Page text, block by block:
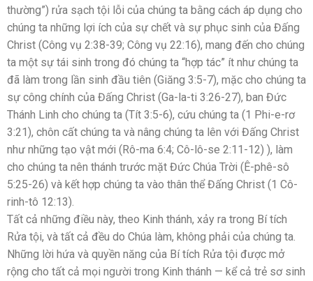
thường”) rửa sạch tội lỗi của chúng ta bằng cách áp dụng cho
chúng ta những lợi ích của sự chết và sự phục sinh của Đấng
Christ (Công vụ 2:38-39; Công vụ 22:16), mang đến cho chúng
ta một sự tái sinh trong đó chúng ta “hợp tác” ít như chúng ta
đã làm trong lần sinh đầu tiên (Giăng 3:5-7), mặc cho chúng ta
sự công chính của Đấng Christ (Ga-la-ti 3:26-27), ban Đức
Thánh Linh cho chúng ta (Tít 3:5-6), cứu chúng ta (1 Phi-e-rơ
3:21), chôn cất chúng ta và nâng chúng ta lên với Đấng Christ
như những tạo vật mới (Rô-ma 6:4; Cô-lô-se 2:11-12) ), làm
cho chúng ta nên thánh trước mặt Đức Chúa Trời (Ê-phê-sô
5:25-26) và kết hợp chúng ta vào thân thể Đấng Christ (1 Cô-
rinh-tô 12:13).
Tất cả những điều này, theo Kinh thánh, xảy ra trong Bí tích
Rửa tội, và tất cả đều do Chúa làm, không phải của chúng ta.
Những lời hứa và quyền năng của Bí tích Rửa tội được mở
rộng cho tất cả mọi người trong Kinh thánh — kể cả trẻ sơ sinh